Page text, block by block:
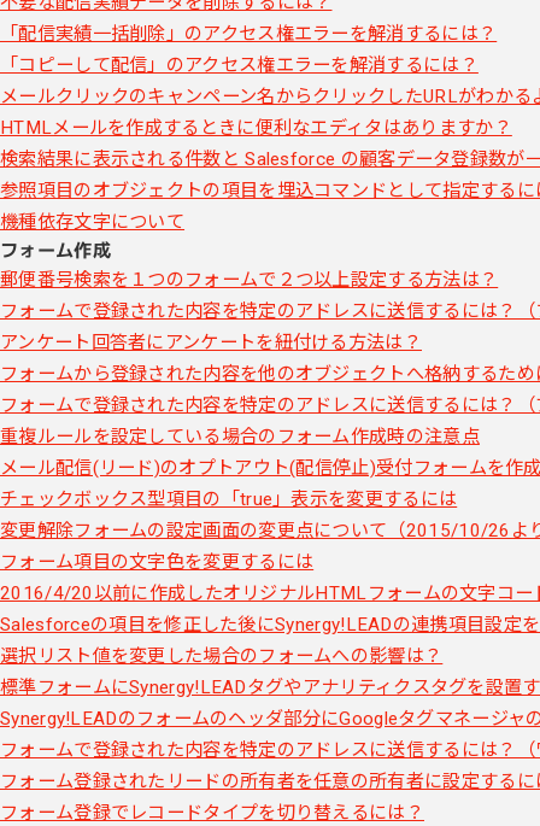
「配信実績一括削除」のアクセス権エラーを解消するには？
「コピーして配信」のアクセス権エラーを解消するには？
メールクリックのキャンペーン名からクリックしたURLがわかる
HTMLメールを作成するときに便利なエディタはありますか？
検索結果に表示される件数と Salesforce の顧客データ登録数が
参照項目のオブジェクトの項目を埋込コマンドとして指定するに
機種依存文字について
フォーム作成
郵便番号検索を１つのフォームで２つ以上設定する方法は？
フォームで登録された内容を特定のアドレスに送信するには？
アンケート回答者にアンケートを紐付ける方法は？
フォームから登録された内容を他のオブジェクトへ格納するため
フォームで登録された内容を特定のアドレスに送信するには？
重複ルールを設定している場合のフォーム作成時の注意点
メール配信(リード)のオプトアウト(配信停止)受付フォームを作
チェックボックス型項目の「true」表示を変更するには
変更解除フォームの設定画面の変更点について（2015/10/26よ
フォーム項目の文字色を変更するには
2016/4/20以前に作成したオリジナルHTMLフォームの文字コー
Salesforceの項目を修正した後にSynergy!LEADの連携項目設定
選択リスト値を変更した場合のフォームへの影響は？
標準フォームにSynergy!LEADタグやアナリティクスタグを設置
Synergy!LEADのフォームのヘッダ部分にGoogleタグマネージャ
フォームで登録された内容を特定のアドレスに送信するには？
フォーム登録されたリードの所有者を任意の所有者に設定するに
フォーム登録でレコードタイプを切り替えるには？